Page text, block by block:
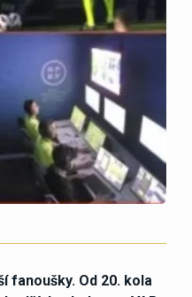
fanoušky. Od 20. kola